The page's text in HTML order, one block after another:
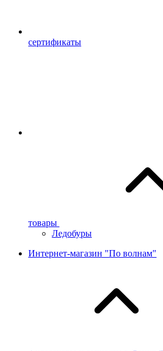
сертификаты
товары
Ледобуры
Интернет-магазин "По волнам"